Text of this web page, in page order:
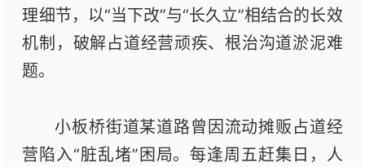
理细节，以“当下改”与“长久立”相结合的长效
机制，破解占道经营顽疾、根治沟道淤泥难
题。
小板桥街道某道路曾因流动摊贩占道经
营陷入“脏乱堵”困局。每逢周五赶集日，人